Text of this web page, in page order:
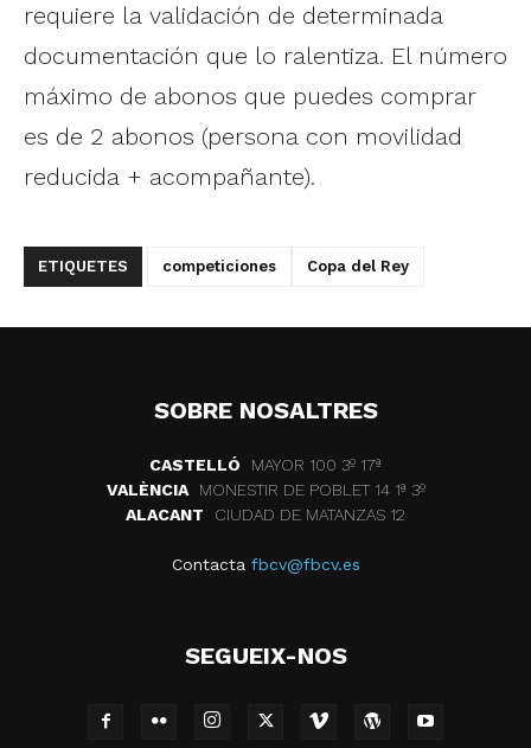
requiere la validación de determinada
documentación que lo ralentiza. El número
máximo de abonos que puedes comprar
es de 2 abonos (persona con movilidad
reducida + acompañante).
ETIQUETES competiciones Copa del Rey
SOBRE NOSALTRES
CASTELLÓ
MAYOR 100 3º 17ª
VALÈNCIA
MONESTIR DE POBLET 14 1ª 3º
ALACANT
CIUDAD DE MATANZAS 12
Contacta fbcv@fbcv.es
SEGUEIX-NOS